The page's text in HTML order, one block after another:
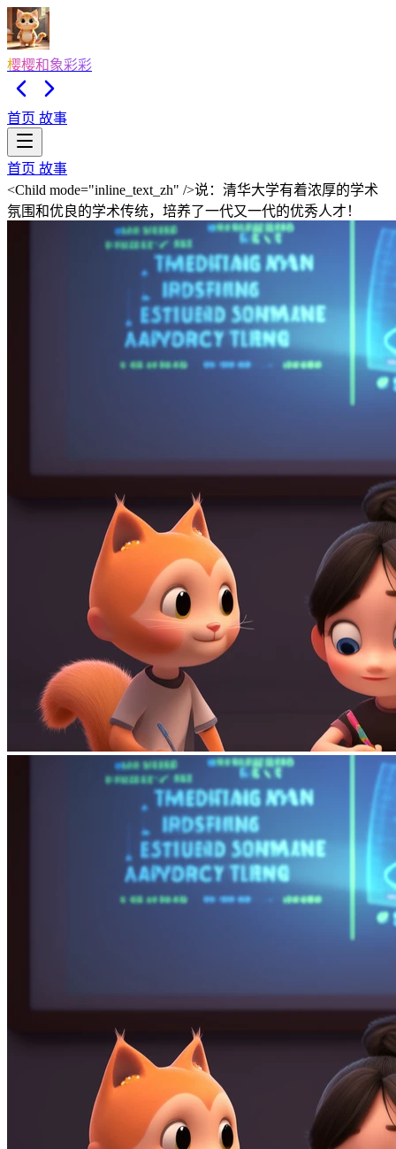
樱樱和象彩彩
首页 故事
首页 故事
<Child mode="inline_text_zh" />说：清华大学有着浓厚的学术
氛围和优良的学术传统，培养了一代又一代的优秀人才！